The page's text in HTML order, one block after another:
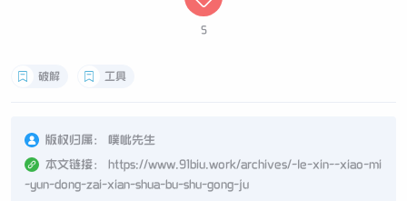
5
破解 工具
版权归属：
噗呲先生
本文链接：
https://www.91biu.work/archives/-le-xin--xiao-mi
-yun-dong-zai-xian-shua-bu-shu-gong-ju